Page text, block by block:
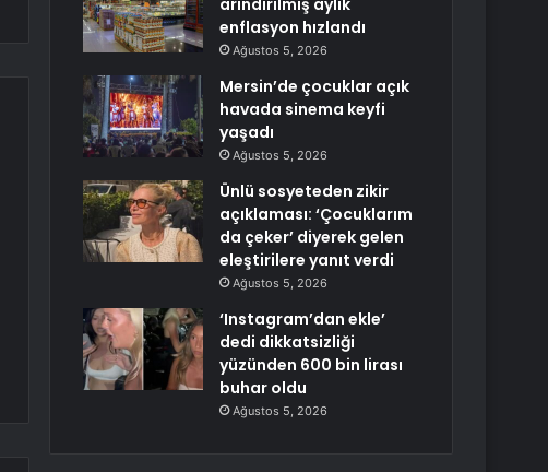
arındırılmış aylık
enflasyon hızlandı
Ağustos 5, 2026
Mersin’de çocuklar açık
havada sinema keyfi
yaşadı
Ağustos 5, 2026
Ünlü sosyeteden zikir
açıklaması: ‘Çocuklarım
da çeker’ diyerek gelen
eleştirilere yanıt verdi
Ağustos 5, 2026
‘Instagram’dan ekle’
dedi dikkatsizliği
yüzünden 600 bin lirası
buhar oldu
Ağustos 5, 2026